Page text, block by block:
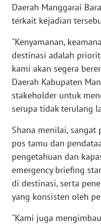
Daerah Manggarai
terkait kejadian
"Kenyamanan,
destinasi adalah
kami akan segera
Daerah Kabupaten
stakeholder untuk
serupa tidak terulang
Shana menilai,
pos tamu dan
pengetahuan dan
emergency briefing
di destinasi, serta
yang konsisten oleh
"Kami juga
WAHANA
KONSUMEN
WAHANA
LISTRIK
WAHANA
WAHANA
WAHANANEWS
ID
WAHANANEWS